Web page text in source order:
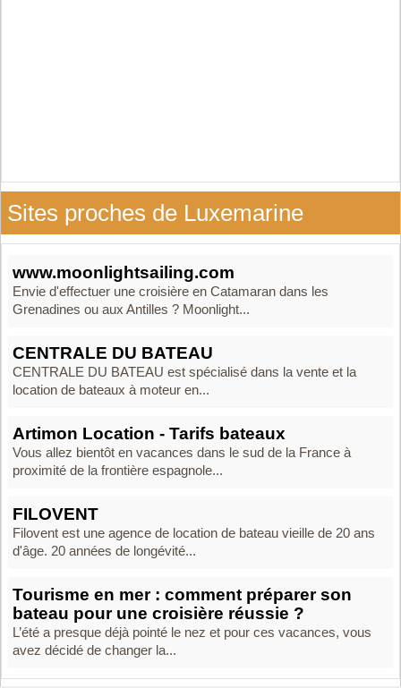
Sites proches de Luxemarine
www.moonlightsailing.com
Envie d'effectuer une croisière en Catamaran dans les
Grenadines ou aux Antilles ? Moonlight...
CENTRALE DU BATEAU
CENTRALE DU BATEAU est spécialisé dans la vente et la
location de bateaux à moteur en...
Artimon Location - Tarifs bateaux
Vous allez bientôt en vacances dans le sud de la France à
proximité de la frontière espagnole...
FILOVENT
Filovent est une agence de location de bateau vieille de 20 ans
d'âge. 20 années de longévité...
Tourisme en mer : comment préparer son
bateau pour une croisière réussie ?
L’été a presque déjà pointé le nez et pour ces vacances, vous
avez décidé de changer la...